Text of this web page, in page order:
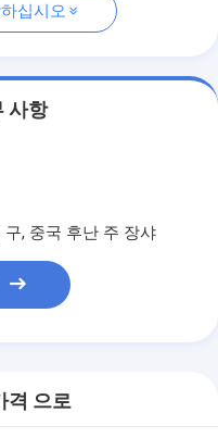
십시오
사항
, 중국 후난 주 장샤
격 으로